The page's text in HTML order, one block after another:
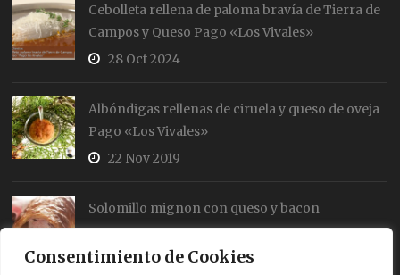
Consentimiento de Cookies
Cebolleta rellena de paloma bravía de Tierra de
Campos y Queso Pago «Los Vivales»
28 Oct 2024
Albóndigas rellenas de ciruela y queso de oveja
Pago «Los Vivales»
22 Nov 2019
Solomillo mignon con queso y bacon